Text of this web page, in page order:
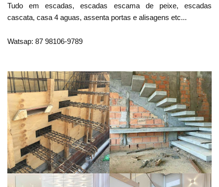
Tudo em escadas, escadas escama de peixe, escadas
cascata, casa 4 aguas, assenta portas e alisagens etc...
Watsap: 87 98106-9789